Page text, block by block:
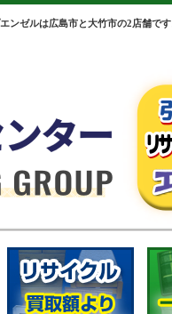
ンゼルは広島市と大竹市の2店舗です